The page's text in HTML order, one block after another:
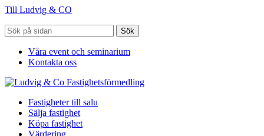
Till Ludvig & CO
Sök
Våra event och seminarium
Kontakta oss
Fastigheter till salu
Sälja fastighet
Köpa fastighet
Värdering